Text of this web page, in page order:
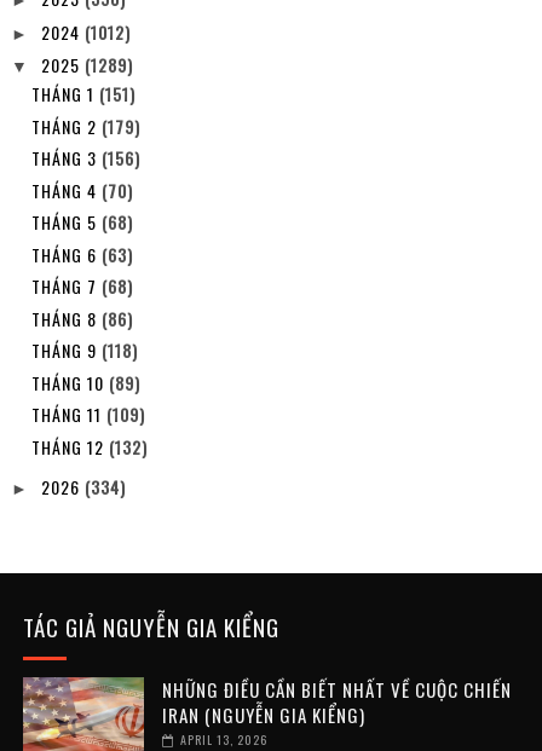
► 2024 (1012)
▼ 2025 (1289)
THÁNG 1 (151)
THÁNG 2 (179)
THÁNG 3 (156)
THÁNG 4 (70)
THÁNG 5 (68)
THÁNG 6 (63)
THÁNG 7 (68)
THÁNG 8 (86)
THÁNG 9 (118)
THÁNG 10 (89)
THÁNG 11 (109)
THÁNG 12 (132)
► 2026 (334)
TÁC GIẢ NGUYỄN GIA KIỂNG
NHỮNG ĐIỀU CẦN BIẾT NHẤT VỀ CUỘC CHIẾN
IRAN (NGUYỄN GIA KIỂNG)
APRIL 13, 2026